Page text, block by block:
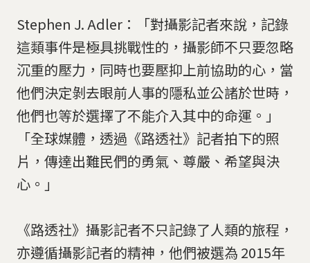
​Stephen J. Adler：「對攝影記者來說，記錄
這類事件是極具挑戰性的，攝影師不只要忽略
沉重的壓力，同時也要壓抑上前協助的心，當
他們決定剝去眼前人事的隱私並公諸於世時，
他們也等於選擇了不能介入其中的命運。」
「全球媒體，透過《路透社》記者拍下的照
片，傳達出難民們的勇氣、尊嚴、希望與決
心。」
《路透社》攝影記者不只記錄了人類的旅程，
亦遵循攝影記者的精神，他們被選為 2015年